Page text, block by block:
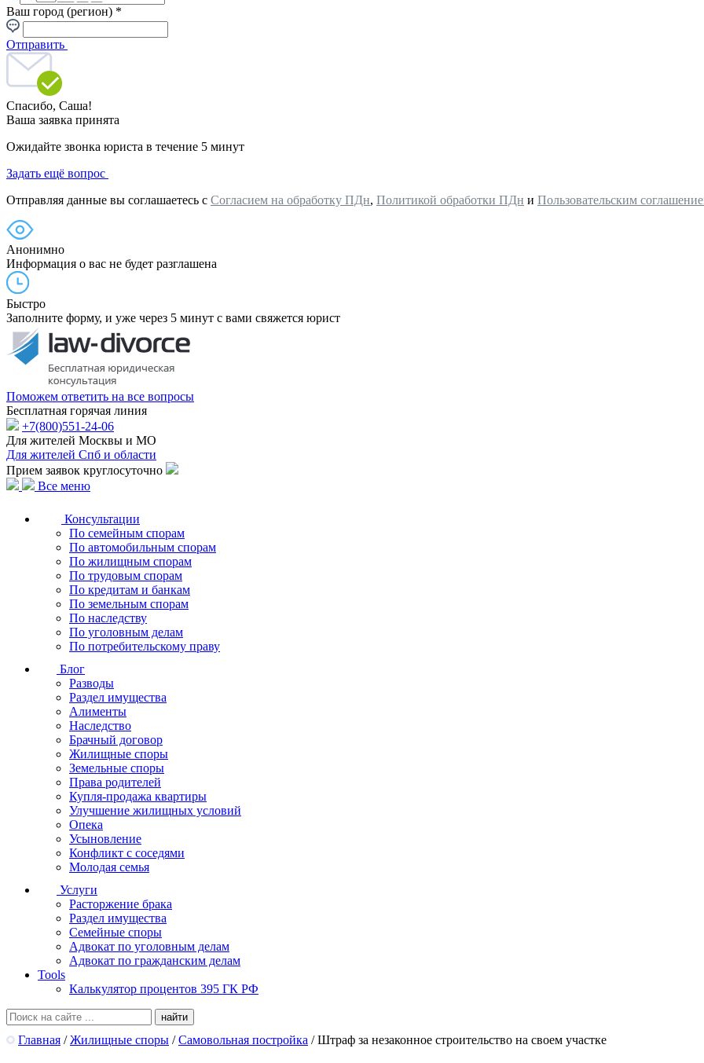
Ваш город (регион) *
Отправить
Спасибо, Саша!
Ваша заявка принята
Ожидайте звонка юриста в течение 5 минут
Задать ещё вопрос
Отправляя данные вы соглашаетесь с Согласием на обработку ПДн, Политикой обработки ПДн и Пользовательским
Анонимно
Информация о вас не будет разглашена
Быстро
Заполните форму, и уже через 5 минут с вами свяжется юрист
Поможем ответить на все вопросы
Бесплатная горячая линия
+7(800)551-24-06
Для жителей Москвы и МО
Для жителей Спб и области
Прием заявок круглосуточно
Все меню
Консультации
По семейным спорам
По автомобильным спорам
По жилищным спорам
По трудовым спорам
По кредитам и банкам
По земельным спорам
По наследству
По уголовным делам
По потребительскому праву
Блог
Разводы
Раздел имущества
Алименты
Наследство
Брачный договор
Жилищные споры
Земельные споры
Права родителей
Купля-продажа квартиры
Улучшение жилищных условий
Опека
Усыновление
Конфликт с соседями
Молодая семья
Услуги
Расторжение брака
Раздел имущества
Семейные споры
Адвокат по уголовным делам
Адвокат по гражданским делам
Tools
Калькулятор процентов 395 ГК РФ
Главная / Жилищные споры / Самовольная постройка / Штраф за незаконное строительство на своем участке